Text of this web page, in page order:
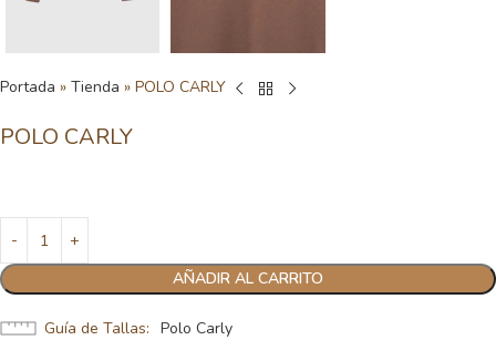
Portada » Tienda » POLO CARLY
POLO CARLY
AÑADIR AL CARRITO
Guía de Tallas Polo Carly